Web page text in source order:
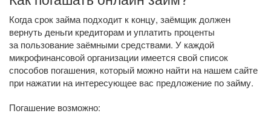
Когда срок займа подходит к концу, заёмщик должен
вернуть деньги кредиторам и уплатить проценты
за пользование заёмными средствами. У каждой
микрофинансовой организации имеется свой список
способов погашения, который можно найти на нашем сайте
при нажатии на интересующее вас предложение по займу.
Погашение возможно: